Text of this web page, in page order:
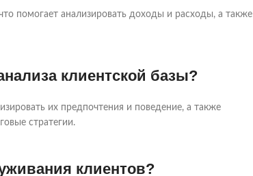
помогает анализировать доходы и расходы, а также
клиентской базы?
их предпочтения и поведение, а также
стратегии.
клиентов?